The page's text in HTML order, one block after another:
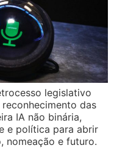
legislativo
das
IA não binária,
e política para abrir
nomeação e futuro.